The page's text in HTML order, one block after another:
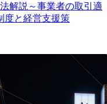
解説～事業者の取引適
度と経営支援策